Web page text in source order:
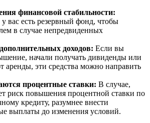
финансовой стабильности:
у вас есть резервный фонд, чтобы
в случае непредвиденных
доходов: Если вы
начали получать дивиденды или
аренды, эти средства можно направить
процентные ставки: В случае,
риск повышения процентной ставки по
кредиту, разумнее внести
выплаты до изменения условий.